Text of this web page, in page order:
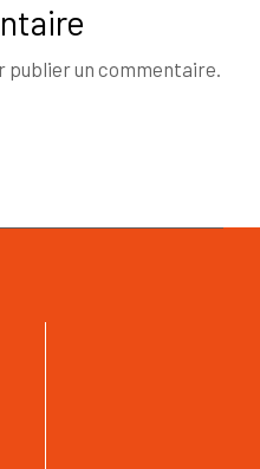
publier un commentaire.